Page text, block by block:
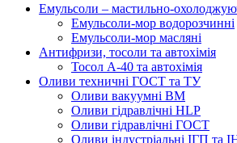
Емульсоли – мастильно-
Емульсоли-мор водорозчинні
Емульсоли-мор масляні
Антифризи, тосоли та автохімія
Тосол А-40 та автохімія
Оливи техничні ГОСТ та ТУ
Оливи вакуумні ВМ
Оливи гідравлічні HLP
Оливи гідравлічні ГОСТ
Оливи індустріальні ІГП та